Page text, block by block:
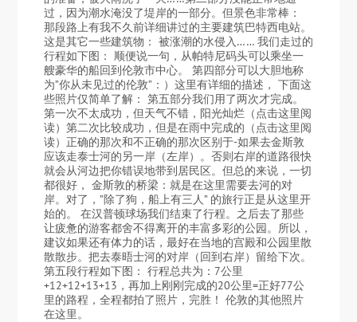
过，因为潮水淹没了堤岸的一部分。但景色非常棒：
那段路上有我不久前详细讲过的主要建筑巴特西电站。
这是其它一些建筑物： 被涨潮的水侵入…… 我们走过的
行程如下图： 顺便说一句，从帕特尼码头可以乘坐一
艘豪华的船回到伦敦市中心。 第四部分可以大胆地称
为”你从未见过的伦敦”：）这里有详细的描述， 下面这
些照片仅简单了解： 第五部分我们用了两次才完成。
第一次不太成功，但天气不错，阳光灿烂（点击这里阅
读）第二次比较成功，但是在雨中完成的（点击这里阅
读）正确的那次和不正确的那次区别于-如果去金斯敦
应该走泰士河的另一岸（左岸）。否则右岸的道路很快
就会从河边把你错误地带到居民区。但总的来说，一切
都很好， 金斯敦的桥梁：就是在这里需要去河的对
岸。对了，”除了狗，船上有三人” 的旅行正是从这里开
始的。 在汉普顿球场我们结束了行程。之后去了那些
让疲惫的游客都舍不得离开的丰富多彩的公园。所以，
建议如果还有体力的话，最好在当地的宫殿和公园里散
散散步。把去泰晤士河的对岸（回到右岸）留给下次。
第五段行程如下图： 行程总共为：7公里
+12+12+13+13，再加上刚刚完成的20公里=正好77公
里的路程，全程都拍了照片，完胜！ 伦敦的其他照片
在这里。